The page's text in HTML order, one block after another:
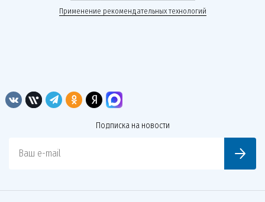
Применение рекомендательных технологий
Подписка на новости
Ваш e-mail